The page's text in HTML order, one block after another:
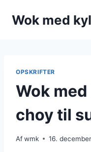
Wok med
OPSKRIFTER
Wok
choy til
Afwmk 16.